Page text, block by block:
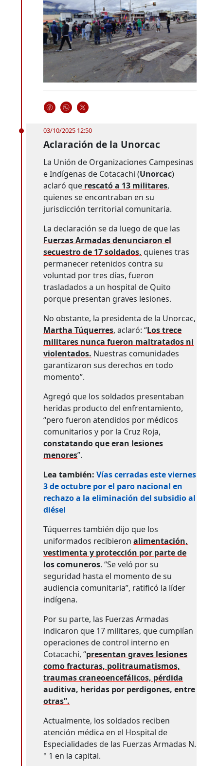
03/10/2025 12:50
Aclaración de la Unorcac
La Unión de Organizaciones Campesinas
e Indígenas de Cotacachi (Unorcac)
aclaró que rescató a 13 militares,
quienes se encontraban en su
jurisdicción territorial comunitaria.
La declaración se da luego de que las
Fuerzas Armadas denunciaron el
secuestro de 17 soldados, quienes tras
permanecer retenidos contra su
voluntad por tres días, fueron
trasladados a un hospital de Quito
porque presentan graves lesiones.
No obstante, la presidenta de la Unorcac,
Martha Túquerres, aclaró: “Los trece
militares nunca fueron maltratados ni
violentados. Nuestras comunidades
garantizaron sus derechos en todo
momento”.
Agregó que los soldados presentaban
heridas producto del enfrentamiento,
“pero fueron atendidos por médicos
comunitarios y por la Cruz Roja,
constatando que eran lesiones
menores”.
Lea también:Vías cerradas este viernes
3 de octubre por el paro nacional en
rechazo a la eliminación del subsidio al
diésel
Túquerres también dijo que los
uniformados recibieronalimentación,
vestimenta y protección por parte de
los comuneros. “Se veló por su
seguridad hasta el momento de su
audiencia comunitaria”, ratificó la líder
indígena.
Por su parte, las Fuerzas Armadas
indicaron que 17 militares, que cumplían
operaciones de control interno en
Cotacachi, “presentan graves lesiones
como fracturas, politraumatismos,
traumas craneoencefálicos, pérdida
auditiva, heridas por perdigones, entre
otras”.
Actualmente, los soldados reciben
atención médica en el Hospital de
Especialidades de las Fuerzas Armadas N.
° 1 en la capital.